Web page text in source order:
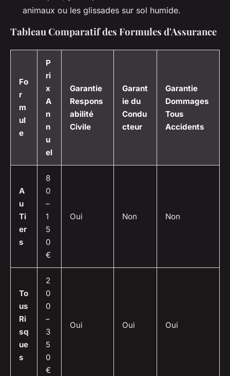
animaux ou les glissades sur sol humide.
Tableau Comparatif des Formules d'Assurance
Fo
r
m
ul
e
P
ri
x
A
n
n
u
el
Garantie
Respons
abilité
Civile
Garant
ie du
Condu
cteur
Garantie
Dommages
Tous
Accidents
A
u
Ti
er
s
8
0
–
1
5
0
€
Oui Non Non
To
us
Ri
sq
ue
s
2
0
0
–
3
5
0
€
Oui Oui Oui